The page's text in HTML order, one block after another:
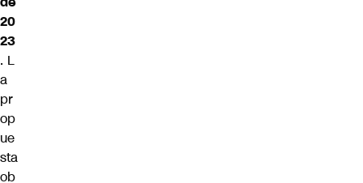
20
23
. L
a
pr
op
ue
sta
ob